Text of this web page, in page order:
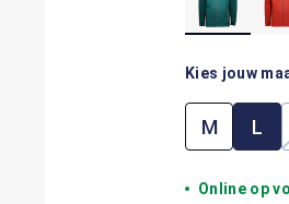
Kies jouw
M L
Online op